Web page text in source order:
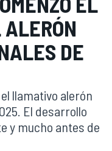
DE
llamativo alerón
El desarrollo
y mucho antes de